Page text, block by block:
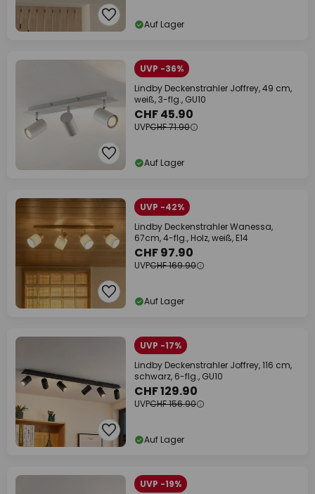
Auf Lager
UVP -36%
Lindby Deckenstrahler Joffrey, 49 cm,
weiß, 3-flg., GU10
CHF 45.90
UVPCHF 71.90
Auf Lager
UVP -42%
Lindby Deckenstrahler Wanessa,
67cm, 4-flg., Holz, weiß, E14
CHF 97.90
UVPCHF 169.90
Auf Lager
UVP -17%
Lindby Deckenstrahler Joffrey, 116 cm,
schwarz, 6-flg., GU10
CHF 129.90
UVPCHF 156.90
Auf Lager
UVP -19%